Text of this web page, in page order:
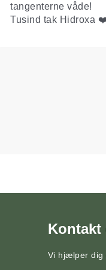
tangenterne våde!
Tusind tak Hidroxa
Kontakt
Vi hjælper dig